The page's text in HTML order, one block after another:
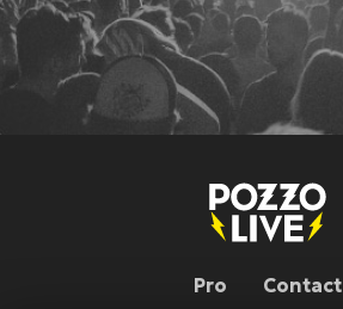
Pro Contact